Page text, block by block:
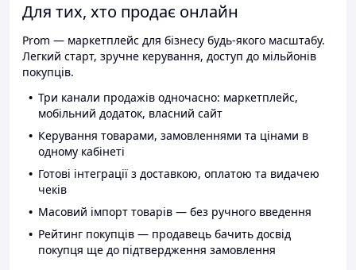
Для тих, хто продає онлайн
Prom — маркетплейс для бізнесу будь-якого масштабу.
Легкий старт, зручне керування, доступ до мільйонів
покупців.
Три канали продажів одночасно: маркетплейс,
мобільний додаток, власний сайт
Керування товарами, замовленнями та цінами в
одному кабінеті
Готові інтеграції з доставкою, оплатою та видачею
чеків
Масовий імпорт товарів — без ручного введення
Рейтинг покупців — продавець бачить досвід
покупця ще до підтвердження замовлення